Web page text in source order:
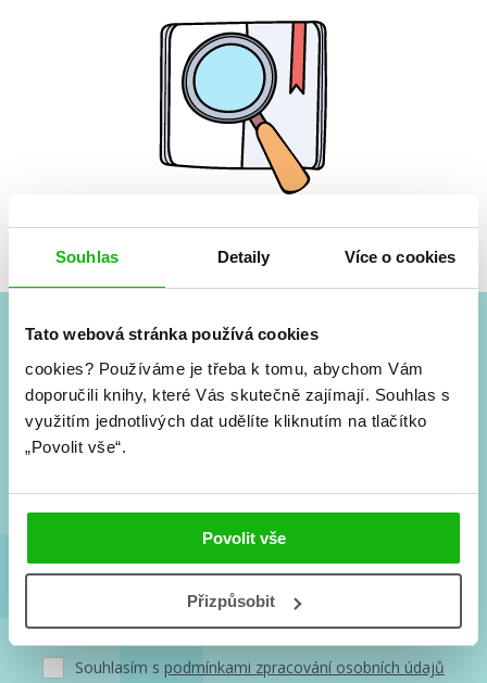
Souhlas Detaily Více o cookies
Tato webová stránka používá cookies
cookies? Používáme je třeba k tomu, abychom Vám
doporučili knihy, které Vás skutečně zajímají. Souhlas s
využitím jednotlivých dat udělíte kliknutím na tlačítko
„Povolit vše“.
Povolit vše
Přizpůsobit
Žádné knihy nenalezeny.
#HumbookNews
Vše kolem #youngadult každý měsíc rovnou do mailu!
Nové knihy, co se chystá, kvízy, soutěže, autoři, filmové
Souhlasím s podmínkami zpracování osobních údajů